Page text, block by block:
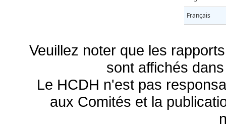
Français
Veuillez noter que les
sont affichés
Le HCDH n'est pas
aux Comités et la